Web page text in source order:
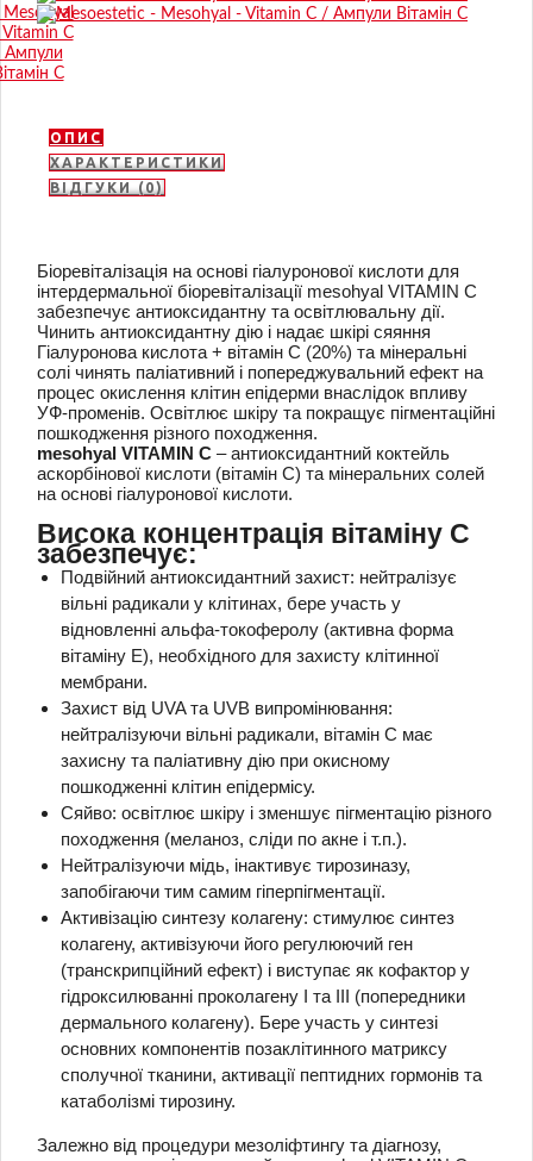
ОПИС
ХАРАКТЕРИСТИКИ
ВІДГУКИ (0)
Біоревіталізація на основі гіалуронової кислоти для
інтердермальної біоревіталізації mesohyal VITAMIN С
забезпечує антиоксидантну та освітлювальну дії.
Чинить антиоксидантну дію і надає шкірі сяяння
Гіалуронова кислота + вітамін C (20%) та мінеральні
солі чинять паліативний і попереджувальний ефект на
процес окислення клітин епідерми внаслідок впливу
УФ-променів. Освітлює шкіру та покращує пігментаційні
пошкодження різного походження.
mesohyal VITAMIN С – антиоксидантний коктейль
аскорбінової кислоти (вітамін С) та мінеральних солей
на основі гіалуронової кислоти.
Висока концентрація вітаміну С
забезпечує:
Подвійний антиоксидантний захист: нейтралізує
вільні радикали у клітинах, бере участь у
відновленні альфа-токоферолу (активна форма
вітаміну Е), необхідного для захисту клітинної
мембрани.
Захист від UVA та UVB випромінювання:
нейтралізуючи вільні радикали, вітамін С має
захисну та паліативну дію при окисному
пошкодженні клітин епідермісу.
Сяйво: освітлює шкіру і зменшує пігментацію різного
походження (меланоз, сліди по акне і т.п.).
Нейтралізуючи мідь, інактивує тирозиназу,
запобігаючи тим самим гіперпігментації.
Активізацію синтезу колагену: стимулює синтез
колагену, активізуючи його регулюючий ген
(транскрипційний ефект) і виступає як кофактор у
гідроксилюванні проколагену I та III (попередники
дермального колагену). Бере участь у синтезі
основних компонентів позаклітинного матриксу
сполучної тканини, активації пептидних гормонів та
катаболізмі тирозину.
Залежно від процедури мезоліфтингу та діагнозу,